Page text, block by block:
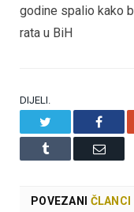
godine spalio kako
rata u BiH
DIJELI.
Tumblr Email
POVEZANI ČLANCI